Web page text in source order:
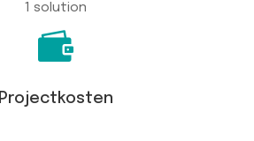
1 solution

Projectkosten